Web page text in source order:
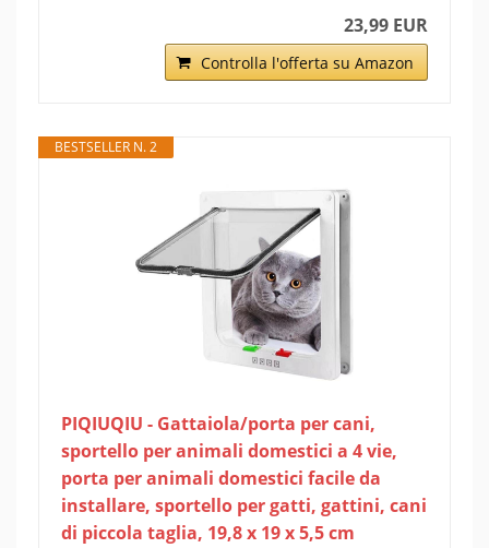
23,99 EUR
Controlla l'offerta su Amazon
BESTSELLER N. 2
PIQIUQIU - Gattaiola/porta per cani,
sportello per animali domestici a 4 vie,
porta per animali domestici facile da
installare, sportello per gatti, gattini, cani
di piccola taglia, 19,8 x 19 x 5,5 cm